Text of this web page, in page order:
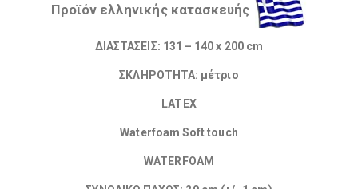
Προϊόν ελληνικής κατασκευής
ΔΙΑΣΤΑΣΕΙΣ: 131 – 140 x 200 cm
ΣΚΛΗΡΟΤΗΤΑ: μέτριο
LATEX
Waterfoam Soft touch
WATERFOAM